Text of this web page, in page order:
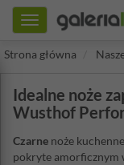
Toggle
navigation
Strona główna
Idealne noże
Wusthof
Czarne noże
pokryte amorficznym